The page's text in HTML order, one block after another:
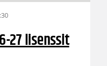
27 lisenssit